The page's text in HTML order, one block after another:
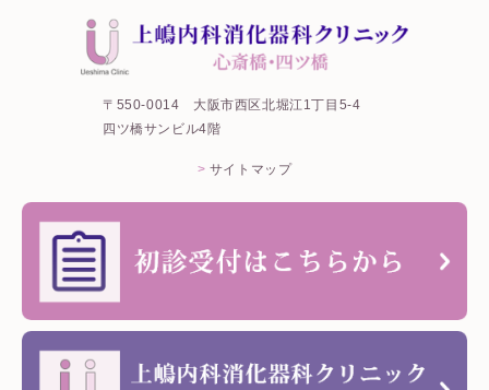
〒550-0014 大阪市西区北堀江1丁目5-4
四ツ橋サンビル4階
サイトマップ